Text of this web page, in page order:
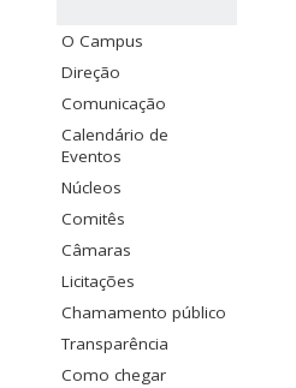
O Campus
Direção
Comunicação
Calendário de
Eventos
Núcleos
Comitês
Câmaras
Licitações
Chamamento público
Transparência
Como chegar